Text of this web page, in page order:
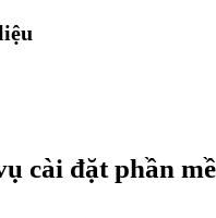
cài đặt phần